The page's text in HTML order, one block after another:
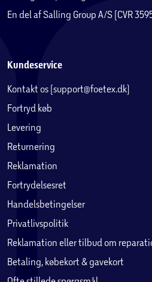
En del af Salling Group A/S (CVR
Kundeservice
Kontakt os (support@foetex.dk)
Fortryd køb
Levering
Returnering
Reklamation
Fortrydelsesret
Handelsbetingelser
Privatlivspolitik
Reklamation eller tilbud om
Betaling, købekort & gavekort